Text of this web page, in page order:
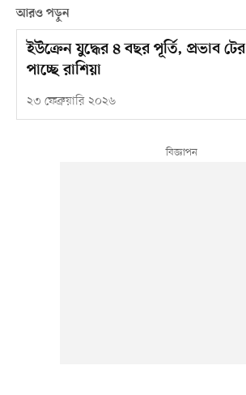
আরও পড়ুন
ইউক্রেন যুদ্ধের ৪ বছর পূর্তি, প্রভাব টের
পাচ্ছে রাশিয়া
২৩ ফেব্রুয়ারি ২০২৬